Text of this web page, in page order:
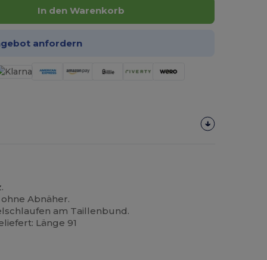
In den Warenkorb
anfordern
Abnäher.
am Taillenbund.
Länge 91